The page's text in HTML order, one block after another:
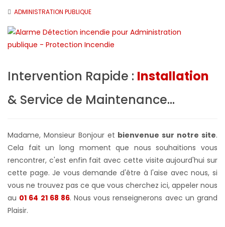
ADMINISTRATION PUBLIQUE
Intervention Rapide : Installation
& Service de Maintenance...
Madame, Monsieur Bonjour et bienvenue sur notre site.
Cela fait un long moment que nous souhaitions vous
rencontrer, c'est enfin fait avec cette visite aujourd'hui sur
cette page. Je vous demande d'être à l'aise avec nous, si
vous ne trouvez pas ce que vous cherchez ici, appeler nous
au 01 64 21 68 86. Nous vous renseignerons avec un grand
Plaisir.